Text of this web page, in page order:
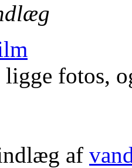
ligge fotos,
af